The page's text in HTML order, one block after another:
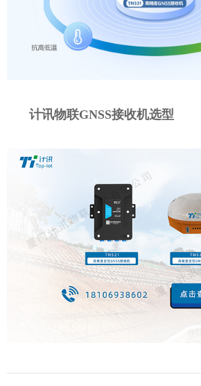
计讯物联GNSS接收机选型